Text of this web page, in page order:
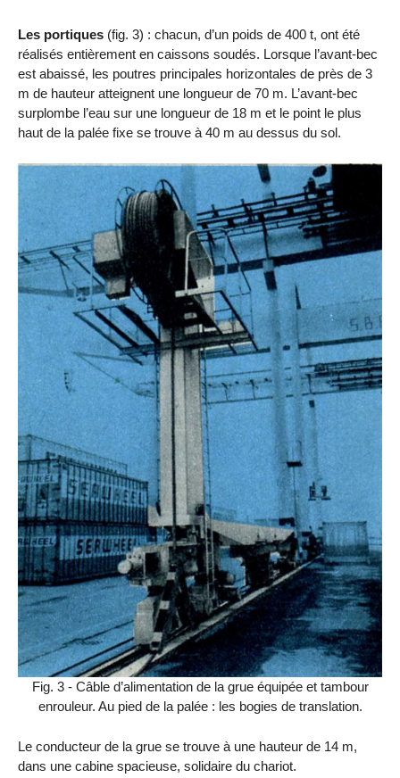
Les portiques (fig. 3) : chacun, d’un poids de 400 t, ont été
réalisés entièrement en caissons soudés. Lorsque l’avant-bec
est abaissé, les poutres principales horizontales de près de 3
m de hauteur atteignent une longueur de 70 m. L’avant-bec
surplombe l’eau sur une longueur de 18 m et le point le plus
haut de la palée fixe se trouve à 40 m au dessus du sol.
Fig. 3 - Câble d’alimentation de la grue équipée et tambour
enrouleur. Au pied de la palée : les bogies de translation.
Le conducteur de la grue se trouve à une hauteur de 14 m,
dans une cabine spacieuse, solidaire du chariot.